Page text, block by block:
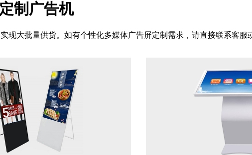
定制广告机
现大批量供货。如有个性化多媒体广告屏定制需求，请直接联系客服